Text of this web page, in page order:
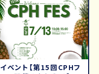
イベント【第15回CPHフ